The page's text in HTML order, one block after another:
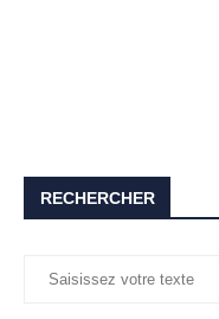
RECHERCHER